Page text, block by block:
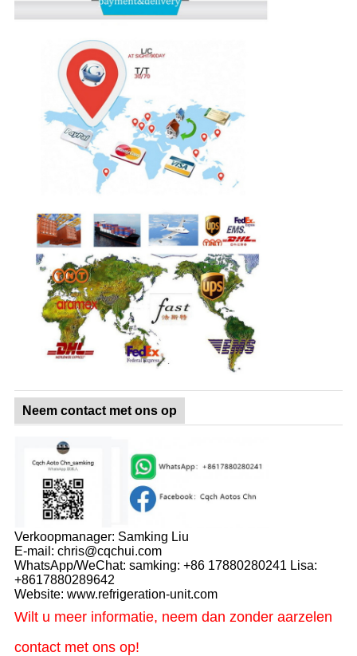
Neem contact met ons op
Verkoopmanager: Samking Liu
E-mail: chris@cqchui.com
WhatsApp/WeChat: samking: +86 17880280241 Lisa:
+8617880289642
Website: www.refrigeration-unit.com
Wilt u meer informatie, neem dan zonder aarzelen
contact met ons op!